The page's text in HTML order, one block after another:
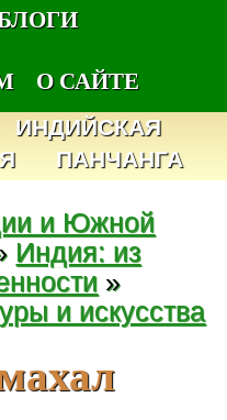
О САЙТЕ
ИНДИЙСКАЯ
ПАНЧАНГА
и Южной
Индия: из
»
и искусства